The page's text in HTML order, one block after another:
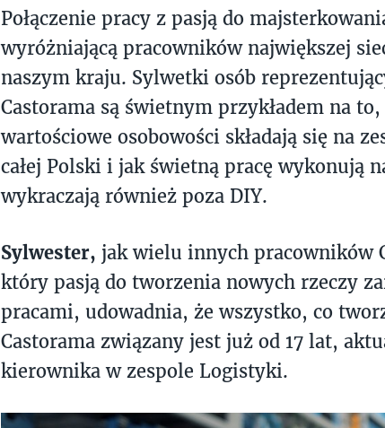
Połączenie pracy z pasją do
wyróżniającą pracowników największej
naszym kraju. Sylwetki osób
Castorama są świetnym przykładem na
wartościowe osobowości składają się na
całej Polski i jak świetną pracę wykonują
wykraczają również poza DIY.
Sylwester, jak wielu innych pracowników
który pasją do tworzenia nowych rzeczy
pracami, udowadnia, że wszystko, co
Castorama związany jest już od 17 lat,
kierownika w zespole Logistyki.